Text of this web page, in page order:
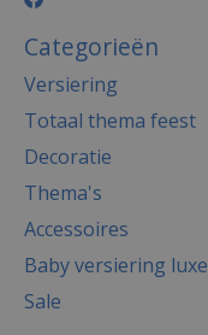
Categorieën
Versiering
Totaal thema feest
Decoratie
Thema's
Accessoires
Baby versiering luxe
Sale